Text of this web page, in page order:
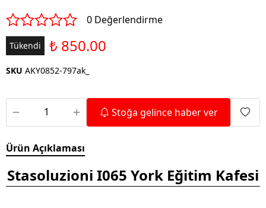
0 Değerlendirme
Tükendi ₺ 850.00
SKU AKY0852-797ak_
Stoğa gelince haber ver
Ürün Açıklaması
Stasoluzioni I065 York Eğitim Kafesi